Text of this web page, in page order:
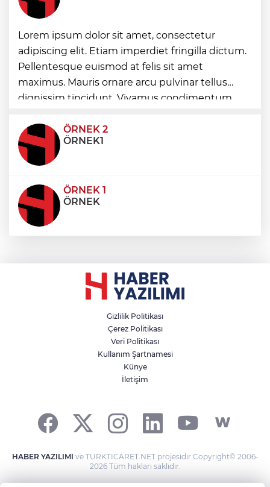
İstanbul Maltepe’de çocuklar kitapların
renkli dünyasında
Edirne Keşan’dan Elazığ'a gönül köprüsü
Lorem ipsum dolor sit amet, consectetur
adipiscing elit. Etiam imperdiet fringilla dictum.
Pellentesque euismod at felis sit amet
maximus. Mauris ornare arcu pulvinar tellus
dignissim tincidunt. Vivamus condimentum
condimentum eros et, faucibus sapien. Praese
ÖRNEK 2
ÖRNEK1
ÖRNEK 1
ÖRNEK
Gizlilik Politikası
Çerez Politikası
Veri Politikası
Kullanım Şartnamesi
Künye
İletişim
HABER YAZILIMI ve TURKTICARET.NET projesidir Copyright© 2006-
2026 Tüm hakları saklıdır.